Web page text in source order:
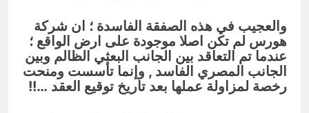
والعجيب في هذه الصفقة الفاسدة ؛ ان شركة
هورس لم تكن اصلا موجودة على ارض الواقع ؛
عندما تم التعاقد بين الجانب البعثي الظالم وبين
الجانب المصري الفاسد , وإنما تأسست ومنحت
رخصة لمزاولة عملها بعد تاريخ توقيع العقد …!!